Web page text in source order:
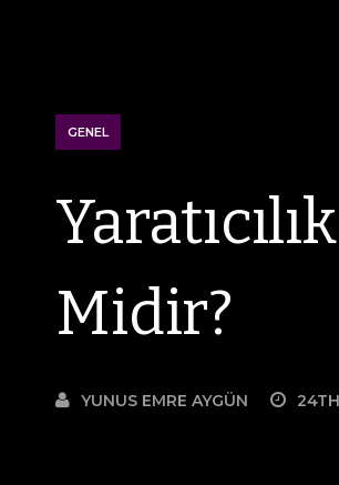
GENEL
Midir?
YUNUS EMRE AYGÜN